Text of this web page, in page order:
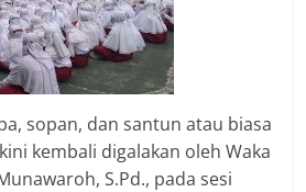
sopan, dan santun atau biasa
kembali digalakan oleh Waka
S.Pd., pada sesi